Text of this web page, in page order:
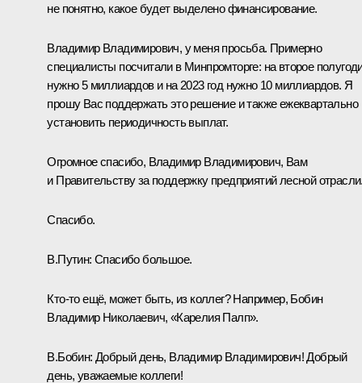
не понятно, какое будет выделено финансирование.
Владимир Владимирович, у меня просьба. Примерно
специалисты посчитали в Минпромторге: на второе
нужно 5 миллиардов и на 2023 год нужно 10 миллиардов. Я
прошу Вас поддержать это решение и также ежеквартально
установить периодичность выплат.
Огромное спасибо, Владимир Владимирович, Вам
и Правительству за поддержку предприятий лесной
Спасибо.
В.Путин: Спасибо большое.
Кто-то ещё, может быть, из коллег? Например, Бобин
Владимир Николаевич, «Карелия Палп».
В.Бобин: Добрый день, Владимир Владимирович! Добрый
день, уважаемые коллеги!